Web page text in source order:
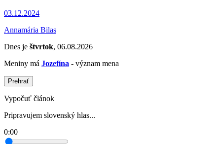
03.12.2024
Annamária Bilas
Dnes je štvrtok, 06.08.2026
Meniny má Jozefína - význam mena
Prehrať
Vypočuť článok
Pripravujem slovenský hlas...
0:00